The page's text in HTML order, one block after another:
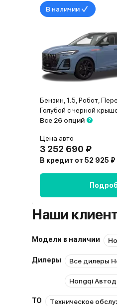
В наличии
Бензин, 1.5, Робот,
Все 26 опций
Цена авто
3 252 690 ₽
В кредит от 52 925 ₽
Наши
Модели в наличии
Дилеры Все дилеры
Hongqi
ТО Техническое